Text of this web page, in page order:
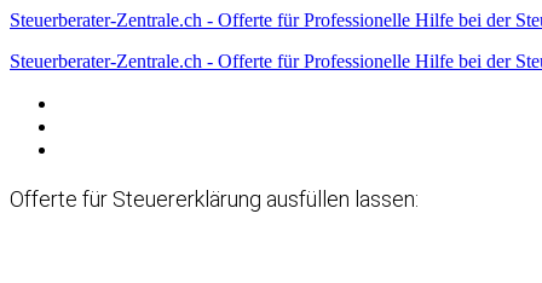
Steuerberater-Zentrale.ch - Offerte für Professionelle Hilfe bei der
Steuerberater-Zentrale.ch - Offerte für Professionelle Hilfe bei der
Offerte für Steuererklärung ausfüllen lassen: